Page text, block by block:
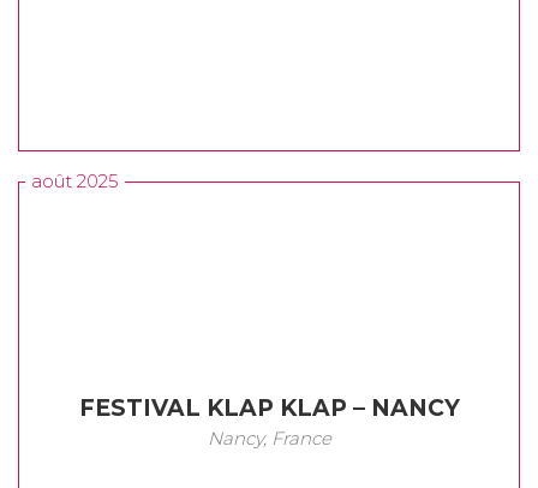
août 2025
FESTIVAL KLAP KLAP – NANCY
Nancy, France